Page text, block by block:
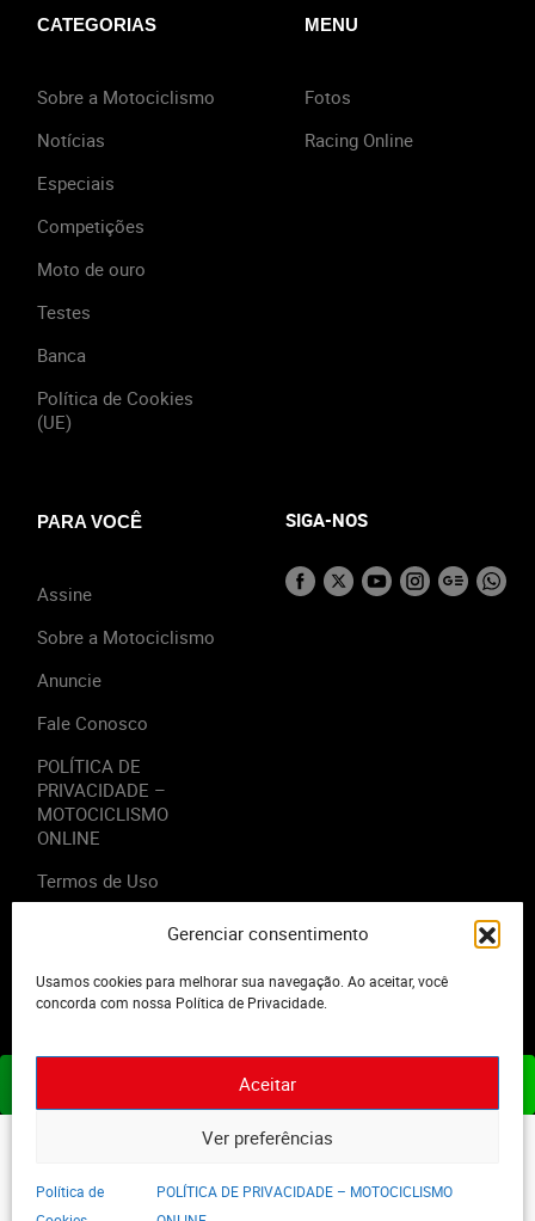
Gerenciar consentimento
Usamos cookies para melhorar sua navegação. Ao aceitar, você
concorda com nossa Política de Privacidade.
Aceitar
Ver preferências
Política de
POLÍTICA DE PRIVACIDADE – MOTOCICLISMO
CATEGORIAS
Sobre a Motociclismo
Notícias
Especiais
Competições
Moto de ouro
Testes
Banca
Política de Cookies
(UE)
MENU
Fotos
Racing Online
PARA VOCÊ
Assine
Sobre a Motociclismo
Anuncie
Fale Conosco
POLÍTICA DE
PRIVACIDADE –
MOTOCICLISMO
ONLINE
Termos de Uso
SIGA-NOS
2023 - Editora Motor Midia. Todos os direitos reservados.
ASSINE JÁ